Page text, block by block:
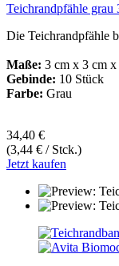
Teichrandpfähle grau
Die Teichrandpfähle
Maße: 3 cm x 3 cm x
Gebinde: 10 Stück
Farbe: Grau
34,40 €
(3,44 € / Stck.)
Jetzt kaufen